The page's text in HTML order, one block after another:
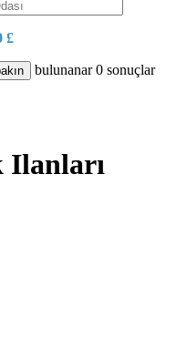
£
bulunanar0 sonuçlar
Ilanları